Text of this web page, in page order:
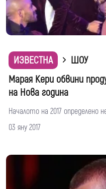
ИЗВЕСТНА
ШОУ
Марая Кери обвини
на Нова година
Началото на 2017
03 яну 2017